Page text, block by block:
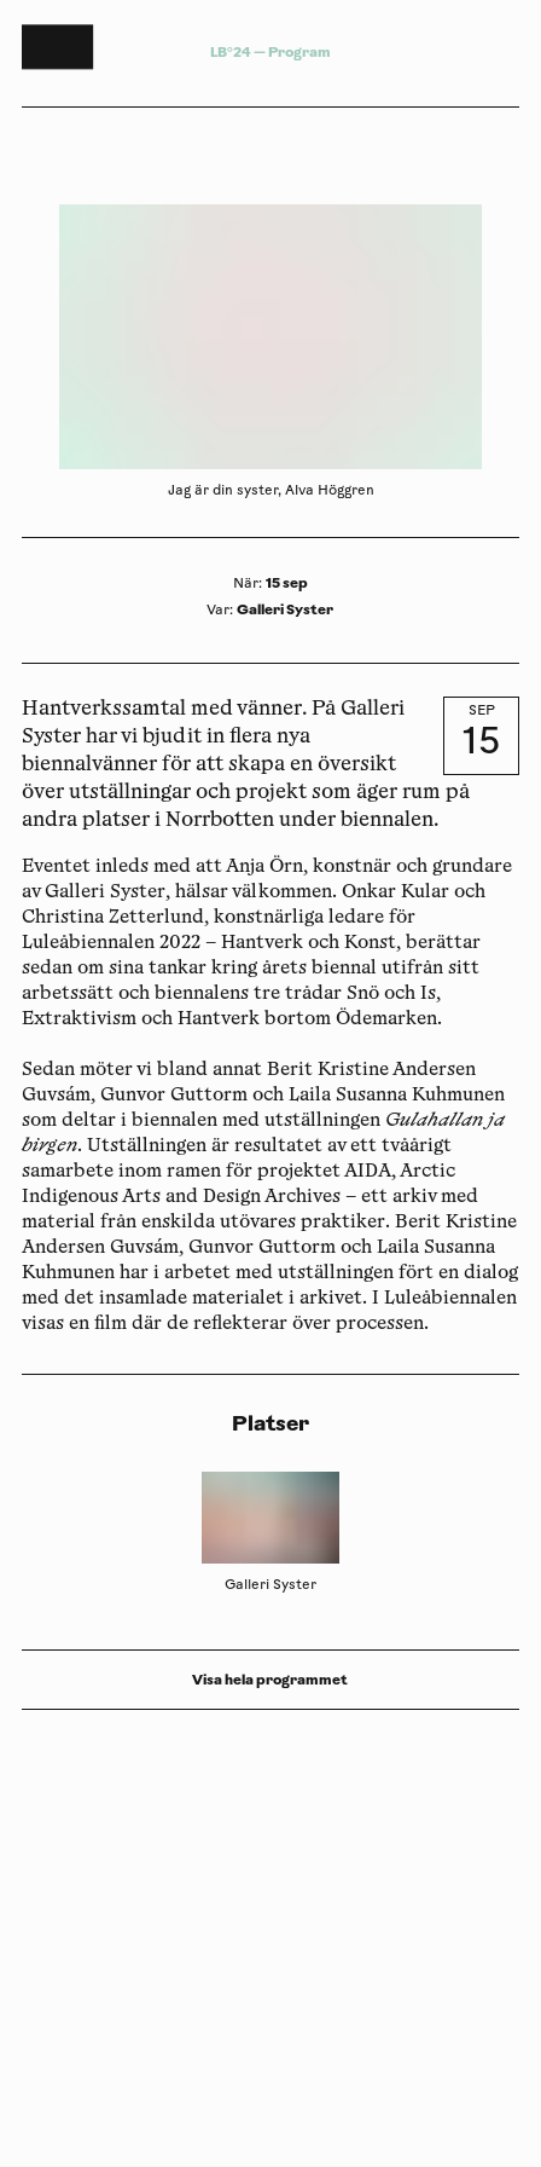
LB°24— Program
Jag är din syster, Alva Höggren
När: 15 sep
Var:Galleri Syster
SEP
15
Hantverkssamtal med vänner. På Galleri
Syster har vi bjudit in flera nya
biennalvänner för att skapa en översikt
över utställningar och projekt som äger rum på
andra platser i Norrbotten under biennalen.
Eventet inleds med att Anja Örn, konstnär och grundare
av Galleri Syster, hälsar välkommen. Onkar Kular och
Christina Zetterlund, konstnärliga ledare för
Luleåbiennalen 2022 – Hantverk och Konst, berättar
sedan om sina tankar kring årets biennal utifrån sitt
arbetssätt och biennalens tre trådar Snö och Is,
Extraktivism och Hantverk bortom Ödemarken.
Sedan möter vi bland annat Berit Kristine Andersen
Guvsám, Gunvor Guttorm och Laila Susanna Kuhmunen
som deltar i biennalen med utställningen Gulahallan ja
birgen. Utställningen är resultatet av ett tvåårigt
samarbete inom ramen för projektet AIDA, Arctic
Indigenous Arts and Design Archives – ett arkiv med
material från enskilda utövares praktiker. Berit Kristine
Andersen Guvsám, Gunvor Guttorm och Laila Susanna
Kuhmunen har i arbetet med utställningen fört en dialog
med det insamlade materialet i arkivet. I Luleåbiennalen
visas en film där de reflekterar över processen.
Platser
Galleri Syster
Visa hela programmet